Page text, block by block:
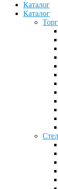
Каталог
Каталог